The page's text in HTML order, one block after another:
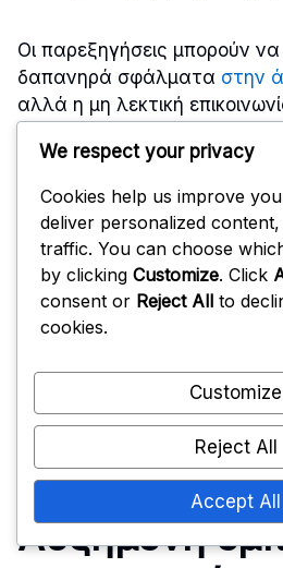
Οι παρεξηγήσεις μπορούν
δαπανηρά σφάλματα στην
αλλά η μη λεκτική
σήματα αντί για προφορικές
μπορούν να αποφύγουν
προκύπτει από
στο γυμναστήριο.
Η καθιέρωση σαφών,
κοινές καταστάσεις –
παρεξηγήσεων. Αυτή η
σημαντική σε γρήγορες
προφορική επικοινωνία
Αυξημένη
We respect your privacy
Cookies help us improve
deliver personalized
traffic. You can choose
by clicking Customize. Click
consent or Reject All to
cookies.
Customize
Reject All
Accept All